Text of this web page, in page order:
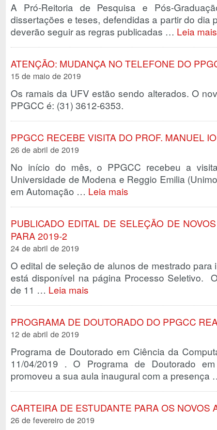
A Pró-Reitoria de Pesquisa e Pós-
dissertações e teses, defendidas a partir do dia
deverão seguir as regras publicadas … Leia mais
ATENÇÃO: MUDANÇA NO TELEFONE DO
15 de maio de 2019
Os ramais da UFV estão sendo alterados. O
PPGCC é: (31) 3612-6353.
PPGCC RECEBE VISITA DO PROF. MANUEL
26 de abril de 2019
No início do mês, o PPGCC recebeu a
Universidade de Modena e Reggio Emilia
em Automação … Leia mais
PUBLICADO EDITAL DE SELEÇÃO DE
PARA 2019-2
24 de abril de 2019
O edital de seleção de alunos de mestrado
está disponível na página Processo Seletivo.
de 11 … Leia mais
PROGRAMA DE DOUTORADO DO PPGCC
12 de abril de 2019
Programa de Doutorado em Ciência da
11/04/2019 . O Programa de Doutorado
promoveu a sua aula inaugural com a
CARTEIRA DE ESTUDANTE PARA OS NOVOS
26 de fevereiro de 2019